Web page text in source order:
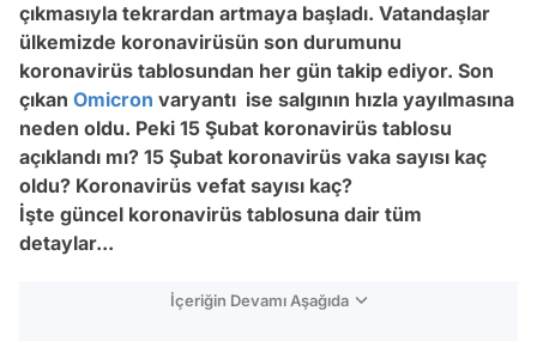
çıkmasıyla tekrardan artmaya başladı. Vatandaşlar
ülkemizde koronavirüsün son durumunu
koronavirüs tablosundan her gün takip ediyor. Son
çıkan Omicron varyantı ise salgının hızla yayılmasına
neden oldu. Peki 15 Şubat koronavirüs tablosu
açıklandı mı? 15 Şubat koronavirüs vaka sayısı kaç
oldu? Koronavirüs vefat sayısı kaç?
İşte güncel koronavirüs tablosuna dair tüm
detaylar...
İçeriğin Devamı Aşağıda